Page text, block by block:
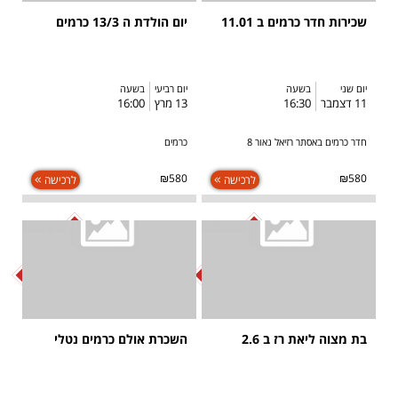
שכירות חדר כרמים ב 11.01
יום שני
11 דצמבר
בשעה
16:30
חדר כרמים באסתר רזיאל נאור 8
₪580 לרכישה
יום הולדת ה 13/3 כרמים
יום רביעי
13 מרץ
בשעה
16:00
כרמים
₪580 לרכישה
בת מצוה ליאת רז ב 2.6
SOLD OUT
השכרת אולם כרמים נטלי
SOLD OUT